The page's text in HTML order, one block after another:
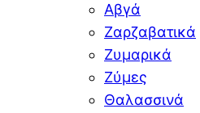
Αβγά
Ζαρζαβατικά
Ζυμαρικά
Ζύμες
Θαλασσινά